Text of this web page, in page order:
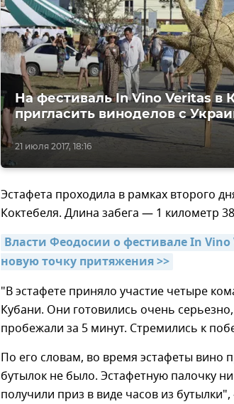
21 июля 2017, 18:16
На фестиваль In Vino Veritas в
пригласить виноделов с
Эстафета проходила в рамках второго
Коктебеля. Длина забега — 1 километр
Власти Феодосии о фестивале In
новую точку притяжения >>
"В эстафете приняло участие четыре
Кубани. Они готовились очень
пробежали за 5 минут. Стремились к
По его словам, во время эстафеты вино
бутылок не было. Эстафетную палочку
получили приз в виде часов из